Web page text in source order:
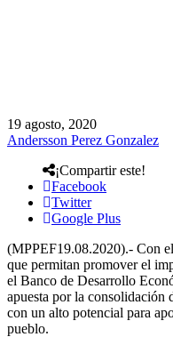
19 agosto, 2020
Andersson Perez Gonzalez
¡Compartir este!
Facebook
Twitter
Google Plus
(MPPEF19.08.2020).- Con
que permitan promover el
el Banco de Desarrollo
apuesta por la consolidación
con un alto potencial para
pueblo.